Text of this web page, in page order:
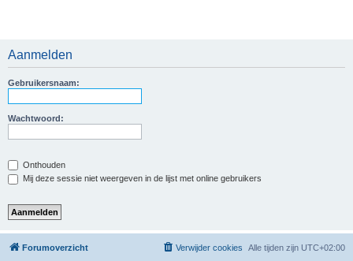
Aanmelden
Gebruikersnaam:
Wachtwoord:
Onthouden
Mij deze sessie niet weergeven in de lijst met online gebruikers
Forumoverzicht Alle tijden zijn UTC+02:00
Verwijder cookies